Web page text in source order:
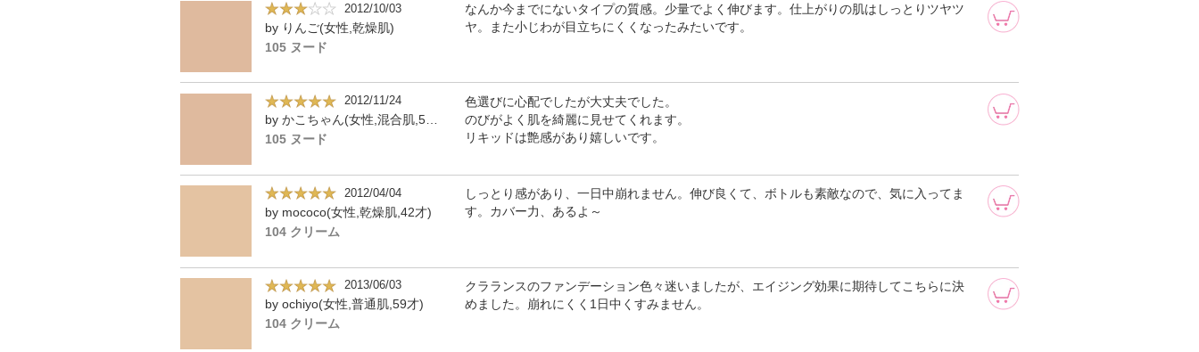
2012/10/03
by りんご(女性,乾燥肌)
105 ヌード
なんか今までにないタイプの質感。少量でよく伸びます。仕上がりの肌はしっとりツヤツ
ヤ。また小じわが目立ちにくくなったみたいです。
2012/11/24
by かこちゃん(女性,混合肌,53才)
105 ヌード
色選びに心配でしたが大丈夫でした。
のびがよく肌を綺麗に見せてくれます。
リキッドは艶感があり嬉しいです。
2012/04/04
by mococo(女性,乾燥肌,42才)
104 クリーム
しっとり感があり、一日中崩れません。伸び良くて、ボトルも素敵なので、気に入ってま
す。カバー力、あるよ～
2013/06/03
by ochiyo(女性,普通肌,59才)
104 クリーム
クラランスのファンデーション色々迷いましたが、エイジング効果に期待してこちらに決
めました。崩れにくく1日中くすみません。